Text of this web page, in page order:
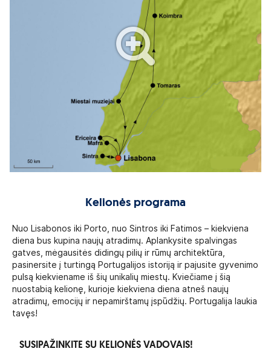
Kelionės programa
Nuo Lisabonos iki Porto, nuo Sintros iki Fatimos – kiekviena
diena bus kupina naujų atradimų. Aplankysite spalvingas
gatves, mėgausitės didingų pilių ir rūmų architektūra,
pasinersite į turtingą Portugalijos istoriją ir pajusite gyvenimo
pulsą kiekviename iš šių unikalių miestų. Kviečiame į šią
nuostabią kelionę, kurioje kiekviena diena atneš naujų
atradimų, emocijų ir nepamirštamų įspūdžių. Portugalija laukia
tavęs!
SUSIPAŽINKITE SU KELIONĖS VADOVAIS!